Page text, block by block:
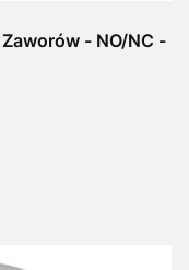
- NO/NC -